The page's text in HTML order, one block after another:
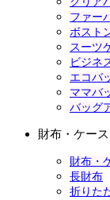
ファー
ボスト
スーツ
ビジネ
エコバ
ママバ
バッグ
財布・ケー
財布・
長財布
折りた